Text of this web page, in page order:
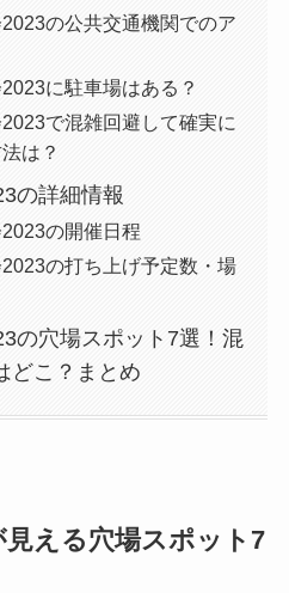
の公共交通機関でのア
に駐車場はある？
で混雑回避して確実に
は？
の詳細情報
の開催日程
の打ち上げ予定数・場
の穴場スポット7選！混
どこ？まとめ
見える穴場スポット7